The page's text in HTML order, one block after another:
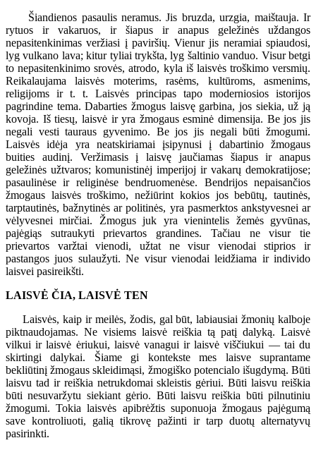
Šiandienos pasaulis neramus. Jis bruzda, urzgia, maištauja. Ir
rytuos ir vakaruos, ir šiapus ir anapus geležinės uždangos
nepasitenkinimas veržiasi į paviršių. Vienur jis neramiai spiaudosi,
lyg vulkano lava; kitur tyliai trykšta, lyg šaltinio vanduo. Visur betgi
to nepasitenkinimo srovės, atrodo, kyla iš laisvės troškimo versmių.
Reikalaujama laisvės moterims, rasėms, kultūroms, asmenims,
religijoms ir t. t. Laisvės principas tapo moderniosios istorijos
pagrindine tema. Dabarties žmogus laisvę garbina, jos siekia, už ją
kovoja. Iš tiesų, laisvė ir yra žmogaus esminė dimensija. Be jos jis
negali vesti tauraus gyvenimo. Be jos jis negali būti žmogumi.
Laisvės idėja yra neatskiriamai įsipynusi į dabartinio žmogaus
buities audinį. Veržimasis į laisvę jaučiamas šiapus ir anapus
geležinės užtvaros; komunistinėj imperijoj ir vakarų demokratijose;
pasaulinėse ir religinėse bendruomenėse. Bendrijos nepaisančios
žmogaus laisvės troškimo, nežiūrint kokios jos bebūtų, tautinės,
tarptautinės, bažnytinės ar politinės, yra pasmerktos ankstyvesnei ar
vėlyvesnei mirčiai. Žmogus juk yra vienintelis žemės gyvūnas,
pajėgiąs sutraukyti prievartos grandines. Tačiau ne visur tie
prievartos varžtai vienodi, užtat ne visur vienodai stiprios ir
pastangos juos sulaužyti. Ne visur vienodai leidžiama ir individo
laisvei pasireikšti.
LAISVĖ ČIA, LAISVĖ TEN
Laisvės, kaip ir meilės, žodis, gal būt, labiausiai žmonių kalboje
piktnaudojamas. Ne visiems laisvė reiškia tą patį dalyką. Laisvė
vilkui ir laisvė ėriukui, laisvė vanagui ir laisvė viščiukui — tai du
skirtingi dalykai. Šiame gi kontekste mes laisve suprantame
bekliūtinį žmogaus skleidimąsi, žmogiško potencialo išugdymą. Būti
laisvu tad ir reiškia netrukdomai skleistis gėriui. Būti laisvu reiškia
būti nesuvaržytu siekiant gėrio. Būti laisvu reiškia būti pilnutiniu
žmogumi. Tokia laisvės apibrėžtis suponuoja žmogaus pajėgumą
save kontroliuoti, galią tikrovę pažinti ir tarp duotų alternatyvų
pasirinkti.